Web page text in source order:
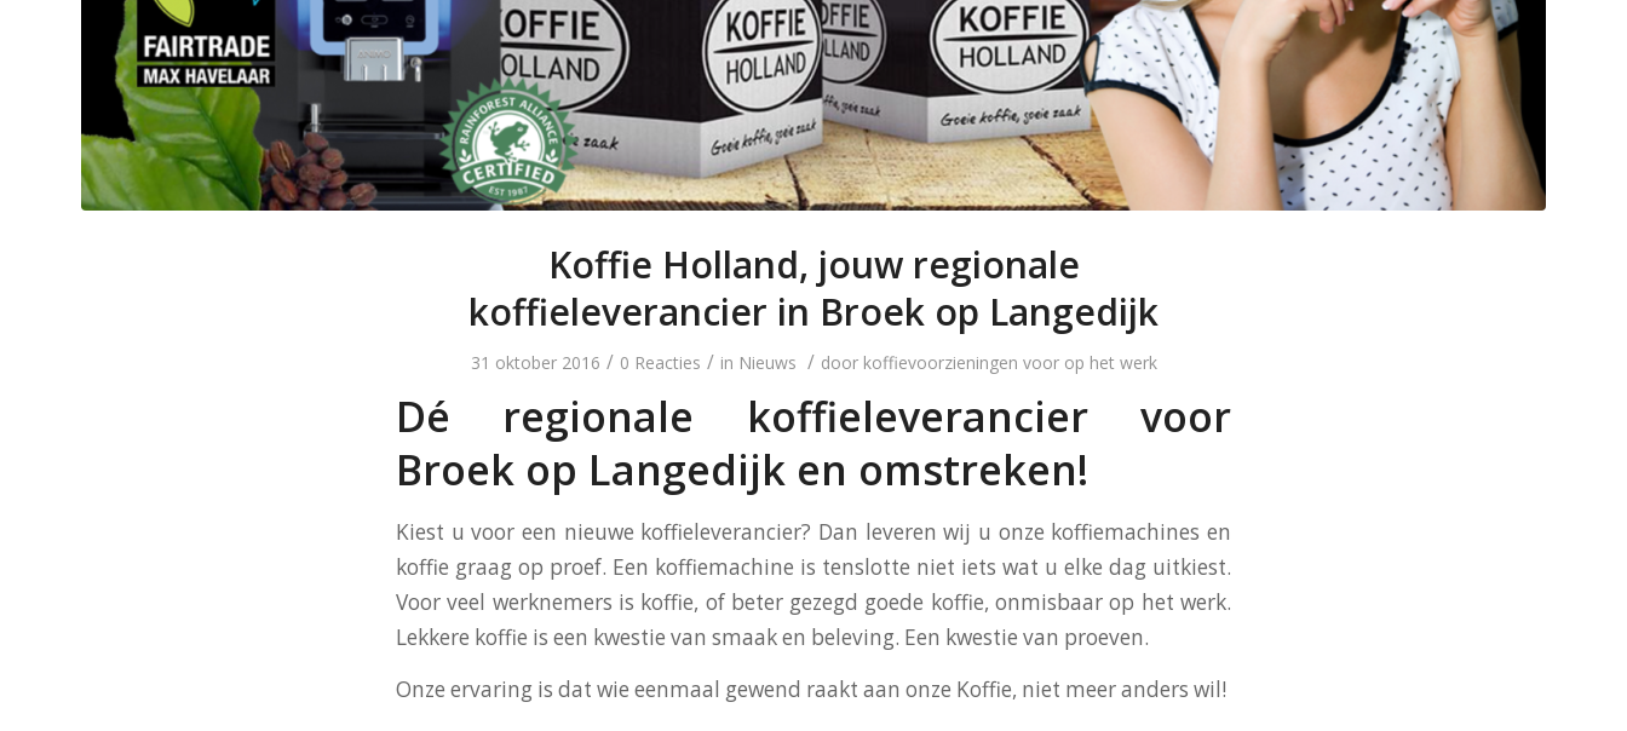
Koffie Holland, jouw regionale
koffieleverancier in Broek op Langedijk
31 oktober 2016 / 0 Reacties / in Nieuws / door koffievoorzieningen voor op het werk
Dé regionale koffieleverancier voor
Broek op Langedijk en omstreken!
Kiest u voor een nieuwe koffieleverancier? Dan leveren wij u onze koffiemachines en
koffie graag op proef. Een koffiemachine is tenslotte niet iets wat u elke dag uitkiest.
Voor veel werknemers is koffie, of beter gezegd goede koffie, onmisbaar op het werk.
Lekkere koffie is een kwestie van smaak en beleving. Een kwestie van proeven.
Onze ervaring is dat wie eenmaal gewend raakt aan onze Koffie, niet meer anders wil!